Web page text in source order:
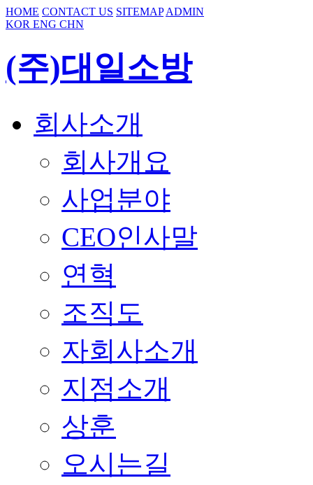
HOME CONTACT US SITEMAP ADMIN
KOR ENG CHN
(주)대일소방
회사소개
회사개요
사업분야
CEO인사말
연혁
조직도
자회사소개
지점소개
상훈
오시는길